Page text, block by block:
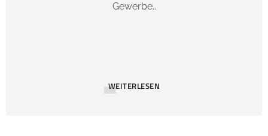
Gewerbe..
WEITERLESEN